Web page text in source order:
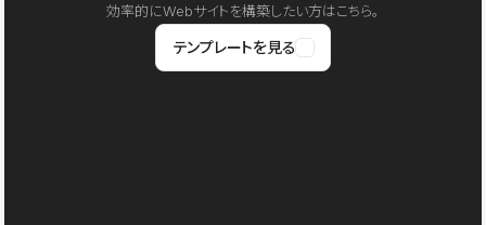
効率的にWebサイトを構築したい方はこちら。
テンプレートを見る